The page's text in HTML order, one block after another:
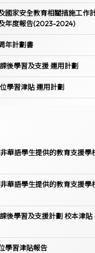
國家安全教育相關措施工作
年度報告(2023-2024)
年計劃書
後學習及支援 運用計劃
學習津貼 運用計劃
華語學生提供的教育支援學
華語學生提供的教育支援學
後學習及支援計劃 校本津貼
學習津貼報告